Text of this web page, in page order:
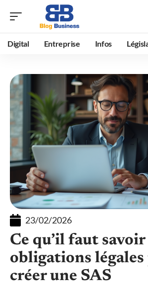
Digital Entreprise Infos
23/02/2026
Ce qu’il faut savoir
obligations
créer une SAS